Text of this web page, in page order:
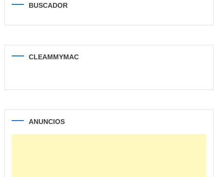
BUSCADOR
CLEAMMYMAC
ANUNCIOS